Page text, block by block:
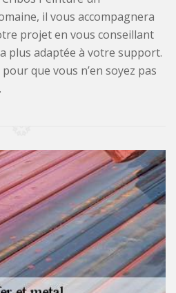
il vous accompagnera
projet en vous conseillant
plus adaptée à votre support.
que vous n’en soyez pas